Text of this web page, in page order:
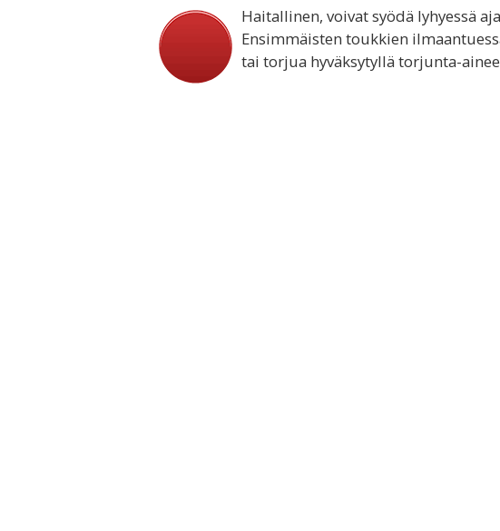
Haitallinen, voivat syödä lyhyessä
Ensimmäisten toukkien
tai torjua hyväksytyllä torjunta-